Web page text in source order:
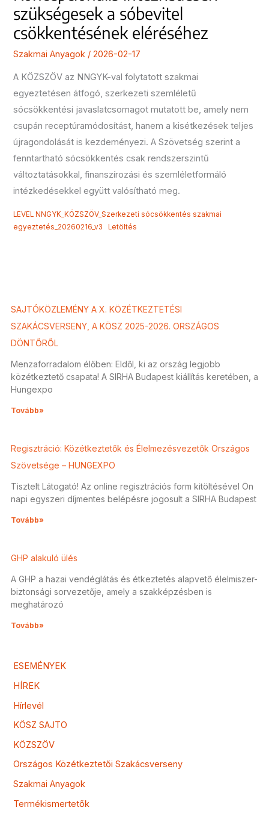
szükségesek a sóbevitel
csökkentésének eléréséhez
Szakmai Anyagok /2026-02-17
A KÖZSZÖV az NNGYK-val folytatott szakmai
egyeztetésen átfogó, szerkezeti szemléletű
sócsökkentési javaslatcsomagot mutatott be, amely nem
csupán receptúramódosítást, hanem a kisétkezések teljes
újragondolását is kezdeményezi. A Szövetség szerint a
fenntartható sócsökkentés csak rendszerszintű
változtatásokkal, finanszírozási és szemléletformáló
intézkedésekkel együtt valósítható meg.
LEVEL NNGYK_KÖZSZÖV_Szerkezeti sócsökkentés szakmai
egyeztetés_20260216_v3
Letöltés
SAJTÓKÖZLEMÉNY A X. KÖZÉTKEZTETÉSI
SZAKÁCSVERSENY, A KÖSZ 2025-2026. ORSZÁGOS
DÖNTŐRŐL
Menzaforradalom élőben: Eldől, ki az ország legjobb
közétkeztető csapata! A SIRHA Budapest kiállítás keretében, a
Hungexpo
Tovább»
Regisztráció: Közétkeztetők és Élelmezésvezetők Országos
Szövetsége – HUNGEXPO
Tisztelt Látogató! Az online regisztrációs form kitöltésével Ön
napi egyszeri díjmentes belépésre jogosult a SIRHA Budapest
Tovább»
GHP alakuló ülés
A GHP a hazai vendéglátás és étkeztetés alapvető élelmiszer-
biztonsági sorvezetője, amely a szakképzésben is
meghatározó
Tovább»
ESEMÉNYEK
HÍREK
Hírlevél
KÖSZ SAJTO
KÖZSZÖV
Országos Közétkeztetői Szakácsverseny
Szakmai Anyagok
Termékismertetők